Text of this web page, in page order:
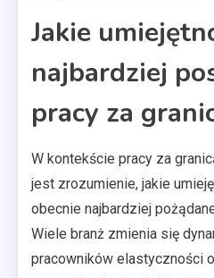
Jakie
najbardziej
pracy za
W kontekście pracy za
jest zrozumienie, jakie
obecnie najbardziej
Wiele branż zmienia się
pracowników elastyczności